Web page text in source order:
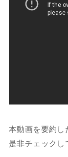
本動画を要約し
是非チェックし